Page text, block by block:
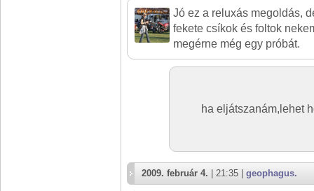
Jó ez a reluxás megoldás,
fekete csíkok és foltok
megérne még egy próbát.
ha eljátszanám,lehet
2009. február 4. | 21:35 | geophagus.